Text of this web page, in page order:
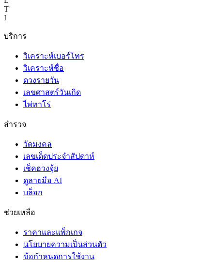
T
I
บริการ
วิเคราะห์เบอร์โทร
วิเคราะห์ชื่อ
ดวงรายวัน
เลขศาสตร์วันเกิด
ไพ่ทาโร่
สำรวจ
วัดมงคล
เลขเด็ดประจำสัปดาห์
เช็คฮวงจุ้ย
ดูลายมือ AI
บล็อก
ช่วยเหลือ
ราคาและแพ็กเกจ
นโยบายความเป็นส่วนตัว
ข้อกำหนดการใช้งาน